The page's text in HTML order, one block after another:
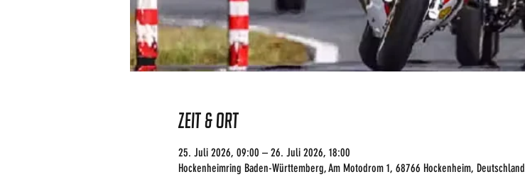
Zeit & Ort
25. Juli 2026, 09:00 – 26. Juli 2026, 18:00
Hockenheimring Baden-Württemberg, Am Motodrom 1, 68766 Hockenheim, Deutschland